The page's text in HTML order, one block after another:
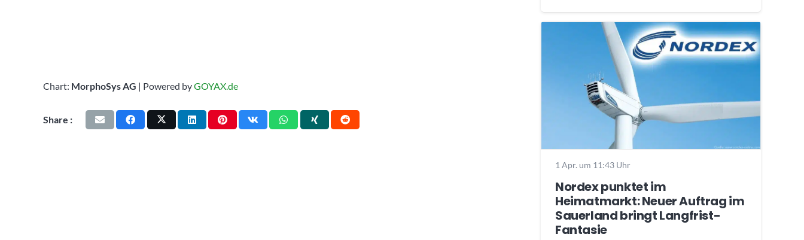
Chart: MorphoSys AG | Powered byGOYAX.de
Share :
1 Apr. um 11:43 Uhr
Nordex punktet im
Heimatmarkt: Neuer Auftrag im
Sauerland bringt Langfrist-
Fantasie